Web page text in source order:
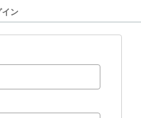
イン